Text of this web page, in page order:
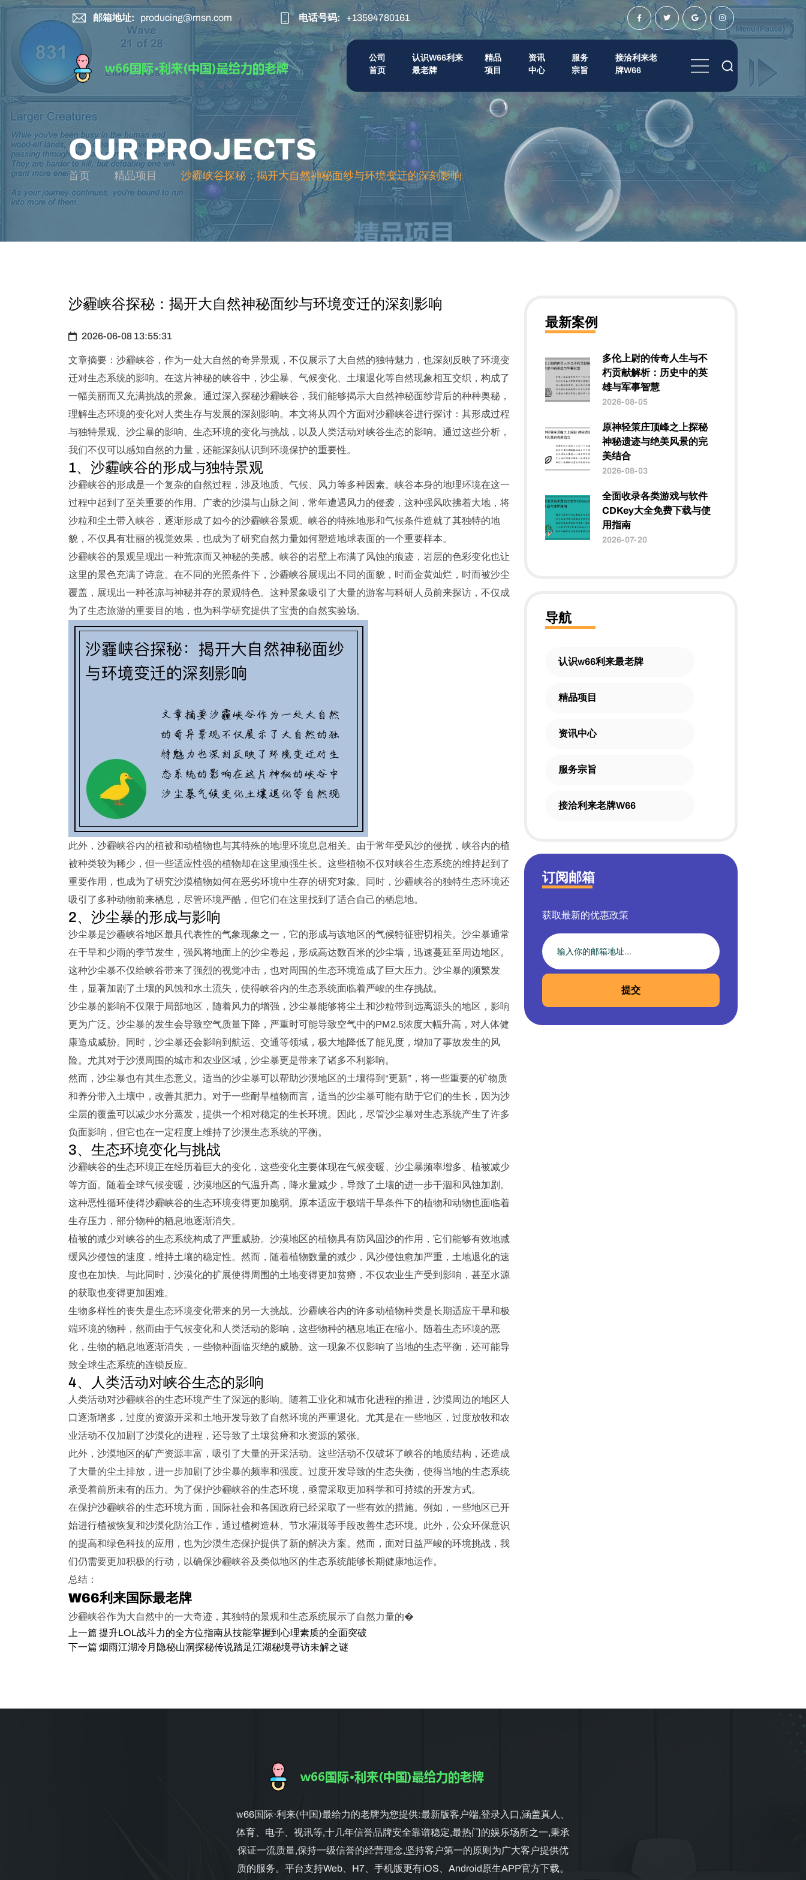
邮箱地址: producing@msn.com 电话号码: +13594780161
公司
首页
认识w66利来
最老牌
精品
项目
资讯
中心
服务
宗旨
接洽利来老
牌W66
OUR PROJECTS
首页 精品项目 沙霾峡谷探秘：揭开大自然神秘面纱与环境变迁的深刻影响
沙霾峡谷探秘：揭开大自然神秘面纱与环境变迁的深刻影响
2026-06-08 13:55:31
文章摘要：沙霾峡谷，作为一处大自然的奇异景观，不仅展示了大自然的独特魅力，也深刻反映了环境变
迁对生态系统的影响。在这片神秘的峡谷中，沙尘暴、气候变化、土壤退化等自然现象相互交织，构成了
一幅美丽而又充满挑战的景象。通过深入探秘沙霾峡谷，我们能够揭示大自然神秘面纱背后的种种奥秘，
理解生态环境的变化对人类生存与发展的深刻影响。本文将从四个方面对沙霾峡谷进行探讨：其形成过程
与独特景观、沙尘暴的影响、生态环境的变化与挑战，以及人类活动对峡谷生态的影响。通过这些分析，
我们不仅可以感知自然的力量，还能深刻认识到环境保护的重要性。
1、沙霾峡谷的形成与独特景观
沙霾峡谷的形成是一个复杂的自然过程，涉及地质、气候、风力等多种因素。峡谷本身的地理环境在这一
过程中起到了至关重要的作用。广袤的沙漠与山脉之间，常年遭遇风力的侵袭，这种强风吹拂着大地，将
沙粒和尘土带入峡谷，逐渐形成了如今的沙霾峡谷景观。峡谷的特殊地形和气候条件造就了其独特的地
貌，不仅具有壮丽的视觉效果，也成为了研究自然力量如何塑造地球表面的一个重要样本。
沙霾峡谷的景观呈现出一种荒凉而又神秘的美感。峡谷的岩壁上布满了风蚀的痕迹，岩层的色彩变化也让
这里的景色充满了诗意。在不同的光照条件下，沙霾峡谷展现出不同的面貌，时而金黄灿烂，时而被沙尘
覆盖，展现出一种苍凉与神秘并存的景观特色。这种景象吸引了大量的游客与科研人员前来探访，不仅成
为了生态旅游的重要目的地，也为科学研究提供了宝贵的自然实验场。
此外，沙霾峡谷内的植被和动植物也与其特殊的地理环境息息相关。由于常年受风沙的侵扰，峡谷内的植
被种类较为稀少，但一些适应性强的植物却在这里顽强生长。这些植物不仅对峡谷生态系统的维持起到了
重要作用，也成为了研究沙漠植物如何在恶劣环境中生存的研究对象。同时，沙霾峡谷的独特生态环境还
吸引了多种动物前来栖息，尽管环境严酷，但它们在这里找到了适合自己的栖息地。
2、沙尘暴的形成与影响
沙尘暴是沙霾峡谷地区最具代表性的气象现象之一，它的形成与该地区的气候特征密切相关。沙尘暴通常
在干旱和少雨的季节发生，强风将地面上的沙尘卷起，形成高达数百米的沙尘墙，迅速蔓延至周边地区。
这种沙尘暴不仅给峡谷带来了强烈的视觉冲击，也对周围的生态环境造成了巨大压力。沙尘暴的频繁发
生，显著加剧了土壤的风蚀和水土流失，使得峡谷内的生态系统面临着严峻的生存挑战。
沙尘暴的影响不仅限于局部地区，随着风力的增强，沙尘暴能够将尘土和沙粒带到远离源头的地区，影响
更为广泛。沙尘暴的发生会导致空气质量下降，严重时可能导致空气中的PM2.5浓度大幅升高，对人体健
康造成威胁。同时，沙尘暴还会影响到航运、交通等领域，极大地降低了能见度，增加了事故发生的风
险。尤其对于沙漠周围的城市和农业区域，沙尘暴更是带来了诸多不利影响。
然而，沙尘暴也有其生态意义。适当的沙尘暴可以帮助沙漠地区的土壤得到“更新”，将一些重要的矿物质
和养分带入土壤中，改善其肥力。对于一些耐旱植物而言，适当的沙尘暴可能有助于它们的生长，因为沙
尘层的覆盖可以减少水分蒸发，提供一个相对稳定的生长环境。因此，尽管沙尘暴对生态系统产生了许多
负面影响，但它也在一定程度上维持了沙漠生态系统的平衡。
3、生态环境变化与挑战
沙霾峡谷的生态环境正在经历着巨大的变化，这些变化主要体现在气候变暖、沙尘暴频率增多、植被减少
等方面。随着全球气候变暖，沙漠地区的气温升高，降水量减少，导致了土壤的进一步干涸和风蚀加剧。
这种恶性循环使得沙霾峡谷的生态环境变得更加脆弱。原本适应于极端干旱条件下的植物和动物也面临着
生存压力，部分物种的栖息地逐渐消失。
植被的减少对峡谷的生态系统构成了严重威胁。沙漠地区的植物具有防风固沙的作用，它们能够有效地减
缓风沙侵蚀的速度，维持土壤的稳定性。然而，随着植物数量的减少，风沙侵蚀愈加严重，土地退化的速
度也在加快。与此同时，沙漠化的扩展使得周围的土地变得更加贫瘠，不仅农业生产受到影响，甚至水源
的获取也变得更加困难。
生物多样性的丧失是生态环境变化带来的另一大挑战。沙霾峡谷内的许多动植物种类是长期适应干旱和极
端环境的物种，然而由于气候变化和人类活动的影响，这些物种的栖息地正在缩小。随着生态环境的恶
化，生物的栖息地逐渐消失，一些物种面临灭绝的威胁。这一现象不仅影响了当地的生态平衡，还可能导
致全球生态系统的连锁反应。
4、人类活动对峡谷生态的影响
人类活动对沙霾峡谷的生态环境产生了深远的影响。随着工业化和城市化进程的推进，沙漠周边的地区人
口逐渐增多，过度的资源开采和土地开发导致了自然环境的严重退化。尤其是在一些地区，过度放牧和农
业活动不仅加剧了沙漠化的进程，还导致了土壤贫瘠和水资源的紧张。
此外，沙漠地区的矿产资源丰富，吸引了大量的开采活动。这些活动不仅破坏了峡谷的地质结构，还造成
了大量的尘土排放，进一步加剧了沙尘暴的频率和强度。过度开发导致的生态失衡，使得当地的生态系统
承受着前所未有的压力。为了保护沙霾峡谷的生态环境，亟需采取更加科学和可持续的开发方式。
在保护沙霾峡谷的生态环境方面，国际社会和各国政府已经采取了一些有效的措施。例如，一些地区已开
始进行植被恢复和沙漠化防治工作，通过植树造林、节水灌溉等手段改善生态环境。此外，公众环保意识
的提高和绿色科技的应用，也为沙漠生态保护提供了新的解决方案。然而，面对日益严峻的环境挑战，我
们仍需要更加积极的行动，以确保沙霾峡谷及类似地区的生态系统能够长期健康地运作。
总结：
W66利来国际最老牌
沙霾峡谷作为大自然中的一大奇迹，其独特的景观和生态系统展示了自然力量的�
上一篇 提升LOL战斗力的全方位指南从技能掌握到心理素质的全面突破
下一篇 烟雨江湖冷月隐秘山洞探秘传说踏足江湖秘境寻访未解之谜
最新案例
多伦上尉的传奇人生与不
朽贡献解析：历史中的英
雄与军事智慧
2026-08-05
原神轻策庄顶峰之上探秘
神秘遗迹与绝美风景的完
美结合
2026-08-03
全面收录各类游戏与软件
CDKey大全免费下载与使
用指南
2026-07-20
导航
认识w66利来最老牌
精品项目
资讯中心
服务宗旨
接洽利来老牌W66
订阅邮箱
获取最新的优惠政策
提交
w66国际·利来(中国)最给力的老牌为您提供:最新版客户端,登录入口,涵盖真人、
体育、电子、视讯等,十几年信誉品牌安全靠谱稳定,最热门的娱乐场所之一,秉承
保证一流质量,保持一级信誉的经营理念,坚持客户第一的原则为广大客户提供优
质的服务。平台支持Web、H7、手机版更有iOS、Android原生APP官方下载。